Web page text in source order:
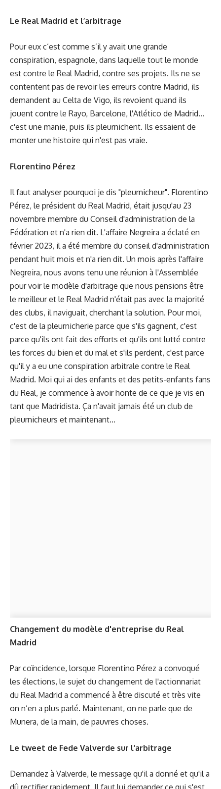
Le Real Madrid et l’arbitrage
Pour eux c’est comme s’il y avait une grande
conspiration, espagnole, dans laquelle tout le monde
est contre le Real Madrid, contre ses projets. Ils ne se
contentent pas de revoir les erreurs contre Madrid, ils
demandent au Celta de Vigo, ils revoient quand ils
jouent contre le Rayo, Barcelone, l'Atlético de Madrid...
c'est une manie, puis ils pleurnichent. Ils essaient de
monter une histoire qui n'est pas vraie.
Florentino Pérez
Il faut analyser pourquoi je dis "pleurnicheur". Florentino
Pérez, le président du Real Madrid, était jusqu'au 23
novembre membre du Conseil d'administration de la
Fédération et n'a rien dit. L'affaire Negreira a éclaté en
février 2023, il a été membre du conseil d'administration
pendant huit mois et n'a rien dit. Un mois après l'affaire
Negreira, nous avons tenu une réunion à l'Assemblée
pour voir le modèle d'arbitrage que nous pensions être
le meilleur et le Real Madrid n'était pas avec la majorité
des clubs, il naviguait, cherchant la solution. Pour moi,
c'est de la pleurnicherie parce que s'ils gagnent, c'est
parce qu'ils ont fait des efforts et qu'ils ont lutté contre
les forces du bien et du mal et s'ils perdent, c'est parce
qu'il y a eu une conspiration arbitrale contre le Real
Madrid. Moi qui ai des enfants et des petits-enfants fans
du Real, je commence à avoir honte de ce que je vis en
tant que Madridista. Ça n'avait jamais été un club de
pleurnicheurs et maintenant...
Changement du modèle d'entreprise du Real
Madrid
Par coïncidence, lorsque Florentino Pérez a convoqué
les élections, le sujet du changement de l'actionnariat
du Real Madrid a commencé à être discuté et très vite
on n’en a plus parlé. Maintenant, on ne parle que de
Munera, de la main, de pauvres choses.
Le tweet de Fede Valverde sur l’arbitrage
Demandez à Valverde, le message qu'il a donné et qu'il a
dû rectifier rapidement. Il faut lui demander ce qui s'est